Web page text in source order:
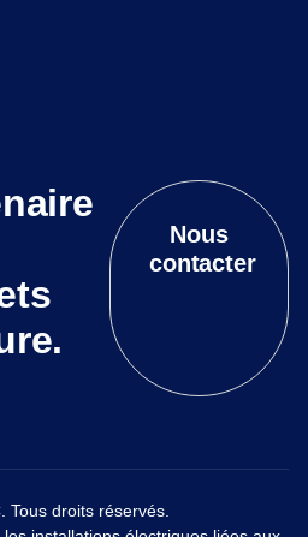
Nous
contacter
Tous droits réservés.